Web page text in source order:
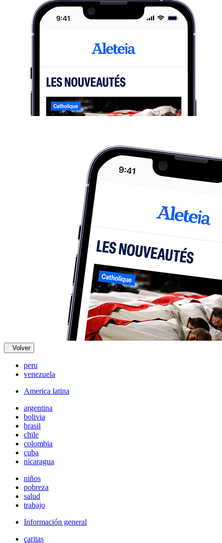
Volver
peru
venezuela
America latina
argentina
bolivia
brasil
chile
colombia
cuba
nicaragua
niños
pobreza
salud
trabajo
Información general
caritas